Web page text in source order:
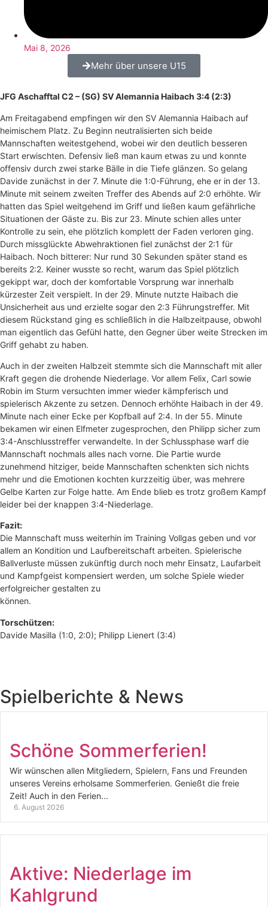
Mai 8, 2026
Mehr über unsere U15
JFG Aschafftal C2 – (SG) SV Alemannia Haibach 3:4 (2:3)
Am Freitagabend empfingen wir den SV Alemannia Haibach auf
heimischem Platz. Zu Beginn neutralisierten sich beide
Mannschaften weitestgehend, wobei wir den deutlich besseren
Start erwischten. Defensiv ließ man kaum etwas zu und konnte
offensiv durch zwei starke Bälle in die Tiefe glänzen. So gelang
Davide zunächst in der 7. Minute die 1:0-Führung, ehe er in der 13.
Minute mit seinem zweiten Treffer des Abends auf 2:0 erhöhte. Wir
hatten das Spiel weitgehend im Griff und ließen kaum gefährliche
Situationen der Gäste zu. Bis zur 23. Minute schien alles unter
Kontrolle zu sein, ehe plötzlich komplett der Faden verloren ging.
Durch missglückte Abwehraktionen fiel zunächst der 2:1 für
Haibach. Noch bitterer: Nur rund 30 Sekunden später stand es
bereits 2:2. Keiner wusste so recht, warum das Spiel plötzlich
gekippt war, doch der komfortable Vorsprung war innerhalb
kürzester Zeit verspielt. In der 29. Minute nutzte Haibach die
Unsicherheit aus und erzielte sogar den 2:3 Führungstreffer. Mit
diesem Rückstand ging es schließlich in die Halbzeitpause, obwohl
man eigentlich das Gefühl hatte, den Gegner über weite Strecken im
Griff gehabt zu haben.
Auch in der zweiten Halbzeit stemmte sich die Mannschaft mit aller
Kraft gegen die drohende Niederlage. Vor allem Felix, Carl sowie
Robin im Sturm versuchten immer wieder kämpferisch und
spielerisch Akzente zu setzen. Dennoch erhöhte Haibach in der 49.
Minute nach einer Ecke per Kopfball auf 2:4. In der 55. Minute
bekamen wir einen Elfmeter zugesprochen, den Philipp sicher zum
3:4-Anschlusstreffer verwandelte. In der Schlussphase warf die
Mannschaft nochmals alles nach vorne. Die Partie wurde
zunehmend hitziger, beide Mannschaften schenkten sich nichts
mehr und die Emotionen kochten kurzzeitig über, was mehrere
Gelbe Karten zur Folge hatte. Am Ende blieb es trotz großem Kampf
leider bei der knappen 3:4-Niederlage.
Fazit:
Die Mannschaft muss weiterhin im Training Vollgas geben und vor
allem an Kondition und Laufbereitschaft arbeiten. Spielerische
Ballverluste müssen zukünftig durch noch mehr Einsatz, Laufarbeit
und Kampfgeist kompensiert werden, um solche Spiele wieder
erfolgreicher gestalten zu
können.
Torschützen:
Davide Masilla (1:0, 2:0); Philipp Lienert (3:4)
Spielberichte & News
Schöne Sommerferien!
Wir wünschen allen Mitgliedern, Spielern, Fans und Freunden
unseres Vereins erholsame Sommerferien. Genießt die freie
Zeit! Auch in den Ferien...
6. August 2026
Aktive: Niederlage im
Kahlgrund